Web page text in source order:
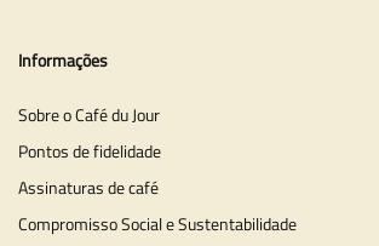
Informações
Sobre o Café du Jour
Pontos de fidelidade
Assinaturas de café
Compromisso Social e Sustentabilidade